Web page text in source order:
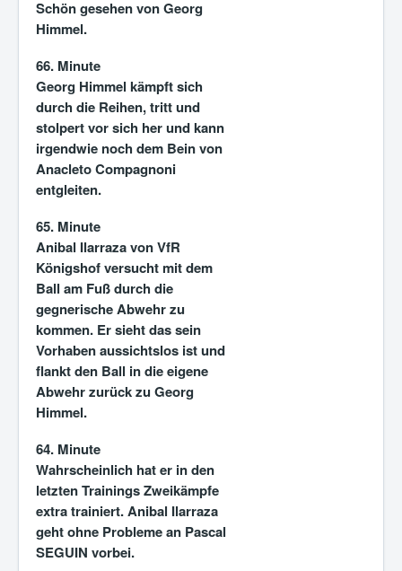
Schön gesehen von Georg
Himmel.
66. Minute
Georg Himmel kämpft sich
durch die Reihen, tritt und
stolpert vor sich her und kann
irgendwie noch dem Bein von
Anacleto Compagnoni
entgleiten.
65. Minute
Anibal Ilarraza von VfR
Königshof versucht mit dem
Ball am Fuß durch die
gegnerische Abwehr zu
kommen. Er sieht das sein
Vorhaben aussichtslos ist und
flankt den Ball in die eigene
Abwehr zurück zu Georg
Himmel.
64. Minute
Wahrscheinlich hat er in den
letzten Trainings Zweikämpfe
extra trainiert. Anibal Ilarraza
geht ohne Probleme an Pascal
SEGUIN vorbei.